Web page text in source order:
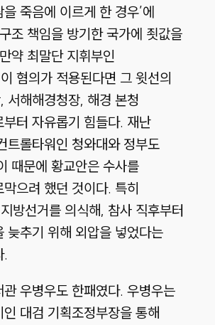
죽음에 이르게 한 경우’에
조 책임을 방기한 국가에 죗값을
약 최말단 지휘부인
혐의가 적용된다면 그 윗선의
서해해경청장, 해경 본청
부터 자유롭기 힘들다. 재난
트롤타워인 청와대와 정부도
때문에 황교안은 수사를
으려 했던 것이다. 특히
방선거를 의식해, 참사 직후부터
늦추기 위해 외압을 넣었다는
.
관 우병우도 한패였다. 우병우는
대검 기획조정부장을 통해